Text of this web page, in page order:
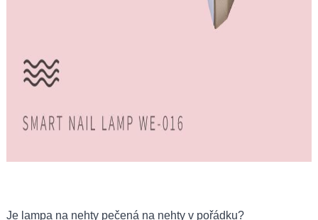
Je lampa na nehty pečená na nehty v pořádku?